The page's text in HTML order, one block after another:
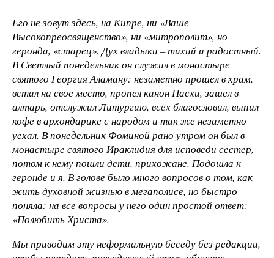
Его не зовут здесь, на Кипре, ни «Ваше
Высокопреосвященство», ни «митрополит», но
геронда, «старец». Дух владыки – тихий и радостный.
В Светлый понедельник он служил в монастыре
святого Георгия Аламану: незаметно прошел в храм,
встал на свое место, пропел канон Пасхи, зашел в
алтарь, отслужил Литургию, всех благословил, выпил
кофе в архондарике с народом и так же незаметно
уехал. В понедельник Фоминой рано утром он был в
монастыре святого Ираклидия для исповеди сестер,
потом к нему пошли дети, прихожане. Подошла к
геронде и я. В голове было много вопросов о том, как
жить духовной жизнью в мегаполисе, но быстро
поняла: на все вопросы у него один простой ответ:
«Полюбить Христа».
Мы приводим эту неформальную беседу без редакции,